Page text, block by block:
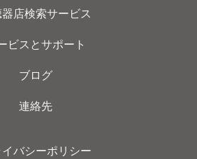
店検索サービス
ビスとサポート
ブログ
連絡先
バシーポリシー